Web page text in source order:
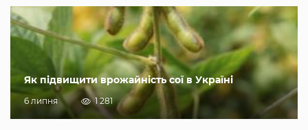
Як підвищити врожайність сої в Україні
6 липня 1 281